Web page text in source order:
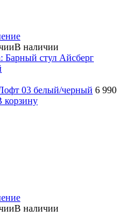
В наличии
03 белый/черный 6 990
корзину
В наличии